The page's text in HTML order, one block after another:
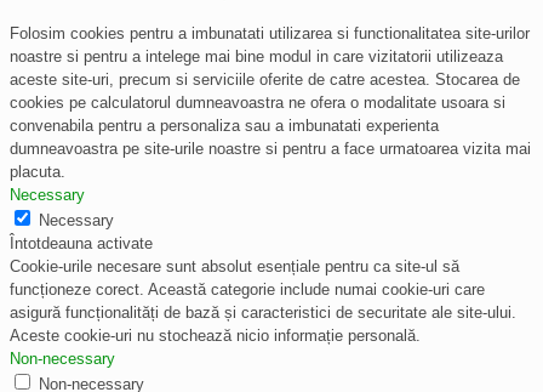
Folosim cookies pentru a imbunatati utilizarea si functionalitatea site-urilor
noastre si pentru a intelege mai bine modul in care vizitatorii utilizeaza
aceste site-uri, precum si serviciile oferite de catre acestea. Stocarea de
cookies pe calculatorul dumneavoastra ne ofera o modalitate usoara si
convenabila pentru a personaliza sau a imbunatati experienta
dumneavoastra pe site-urile noastre si pentru a face urmatoarea vizita mai
placuta.
Necessary
Necessary
Întotdeauna activate
Cookie-urile necesare sunt absolut esențiale pentru ca site-ul să
funcționeze corect. Această categorie include numai cookie-uri care
asigură funcționalități de bază și caracteristici de securitate ale site-ului.
Aceste cookie-uri nu stochează nicio informație personală.
Non-necessary
Non-necessary